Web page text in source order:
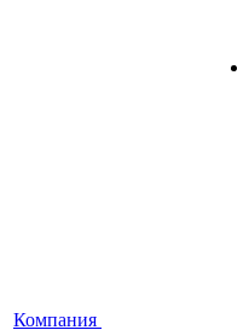
Компания